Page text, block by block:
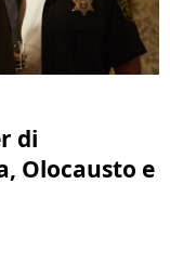
di
Olocausto e